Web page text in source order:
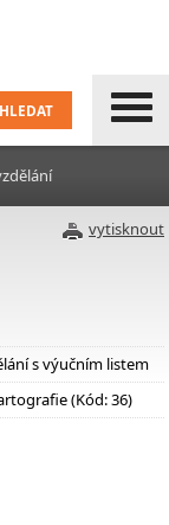
vytisknout
s výučním listem
(Kód: 36)